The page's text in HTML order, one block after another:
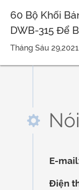
60 Bộ Khối
DWB-315 Để
Tháng Sáu 29,2021
E-
Điện